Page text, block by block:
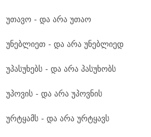
უთავო - და არა უთაო
უნებლიეთ - და არა უნებლიედ
უპასუხებს - და არა პასუხობს
უპოვის - და არა უპოვნის
ურტყამს - და არა ურტყავს